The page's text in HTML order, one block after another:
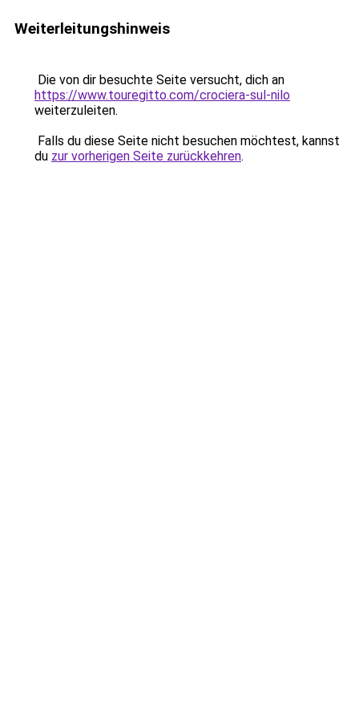
Weiterleitungshinweis
Die von dir besuchte Seite versucht, dich an
https://www.touregitto.com/crociera-sul-nilo
weiterzuleiten.
Falls du diese Seite nicht besuchen möchtest, kannst
du zur vorherigen Seite zurückkehren.